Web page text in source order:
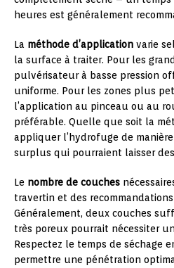
heures est généralement
La méthode d’application varie
la surface à traiter. Pour les
pulvérisateur à basse pression
uniforme. Pour les zones plus
l’application au pinceau ou au
préférable. Quelle que soit la
appliquer l’hydrofuge de
surplus qui pourraient laisser
Le nombre de couches
travertin et des
Généralement, deux couches
très poreux pourrait nécessiter
Respectez le temps de séchage
permettre une pénétration